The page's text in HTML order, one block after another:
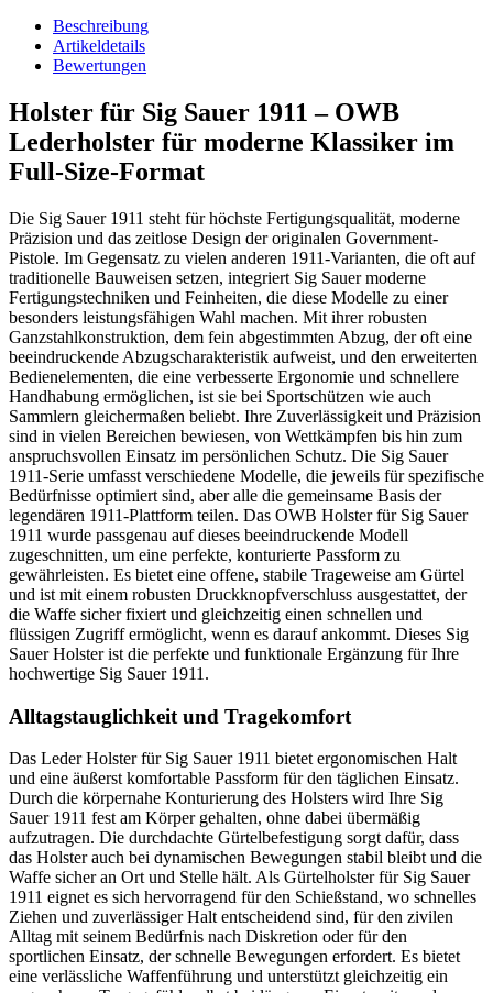
Beschreibung
Artikeldetails
Bewertungen
Holster für Sig Sauer 1911 – OWB
Lederholster für moderne Klassiker im
Full-Size-Format
Die Sig Sauer 1911 steht für höchste Fertigungsqualität, moderne
Präzision und das zeitlose Design der originalen Government-
Pistole. Im Gegensatz zu vielen anderen 1911-Varianten, die oft auf
traditionelle Bauweisen setzen, integriert Sig Sauer moderne
Fertigungstechniken und Feinheiten, die diese Modelle zu einer
besonders leistungsfähigen Wahl machen. Mit ihrer robusten
Ganzstahlkonstruktion, dem fein abgestimmten Abzug, der oft eine
beeindruckende Abzugscharakteristik aufweist, und den erweiterten
Bedienelementen, die eine verbesserte Ergonomie und schnellere
Handhabung ermöglichen, ist sie bei Sportschützen wie auch
Sammlern gleichermaßen beliebt. Ihre Zuverlässigkeit und Präzision
sind in vielen Bereichen bewiesen, von Wettkämpfen bis hin zum
anspruchsvollen Einsatz im persönlichen Schutz. Die Sig Sauer
1911-Serie umfasst verschiedene Modelle, die jeweils für spezifische
Bedürfnisse optimiert sind, aber alle die gemeinsame Basis der
legendären 1911-Plattform teilen. Das OWB Holster für Sig Sauer
1911 wurde passgenau auf dieses beeindruckende Modell
zugeschnitten, um eine perfekte, konturierte Passform zu
gewährleisten. Es bietet eine offene, stabile Trageweise am Gürtel
und ist mit einem robusten Druckknopfverschluss ausgestattet, der
die Waffe sicher fixiert und gleichzeitig einen schnellen und
flüssigen Zugriff ermöglicht, wenn es darauf ankommt. Dieses Sig
Sauer Holster ist die perfekte und funktionale Ergänzung für Ihre
hochwertige Sig Sauer 1911.
Alltagstauglichkeit und Tragekomfort
Das Leder Holster für Sig Sauer 1911 bietet ergonomischen Halt
und eine äußerst komfortable Passform für den täglichen Einsatz.
Durch die körpernahe Konturierung des Holsters wird Ihre Sig
Sauer 1911 fest am Körper gehalten, ohne dabei übermäßig
aufzutragen. Die durchdachte Gürtelbefestigung sorgt dafür, dass
das Holster auch bei dynamischen Bewegungen stabil bleibt und die
Waffe sicher an Ort und Stelle hält. Als Gürtelholster für Sig Sauer
1911 eignet es sich hervorragend für den Schießstand, wo schnelles
Ziehen und zuverlässiger Halt entscheidend sind, für den zivilen
Alltag mit seinem Bedürfnis nach Diskretion oder für den
sportlichen Einsatz, der schnelle Bewegungen erfordert. Es bietet
eine verlässliche Waffenführung und unterstützt gleichzeitig ein